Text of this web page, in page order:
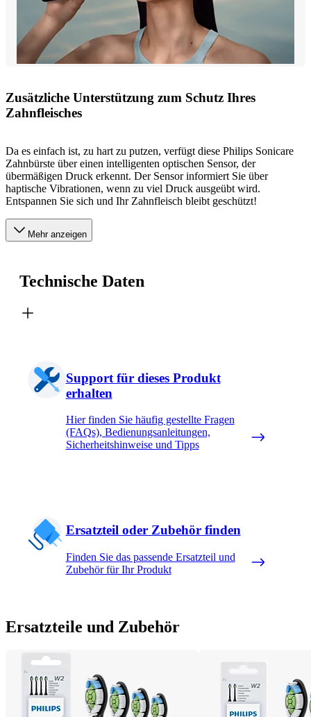
Zusätzliche Unterstützung zum Schutz Ihres
Zahnfleisches
Da es einfach ist, zu hart zu putzen, verfügt diese Philips Sonicare
Zahnbürste über einen intelligenten optischen Sensor, der
übermäßigen Druck erkennt. Der Sensor informiert Sie über
haptische Vibrationen, wenn zu viel Druck ausgeübt wird.
Entspannen Sie sich und Ihr Zahnfleisch bleibt geschützt!
Mehr anzeigen
Technische Daten
Support für dieses Produkt
erhalten
Hier finden Sie häufig gestellte Fragen
(FAQs), Bedienungsanleitungen,
Sicherheitshinweise und Tipps
Ersatzteil oder Zubehör finden
Finden Sie das passende Ersatzteil und
Zubehör für Ihr Produkt
Ersatzteile und Zubehör